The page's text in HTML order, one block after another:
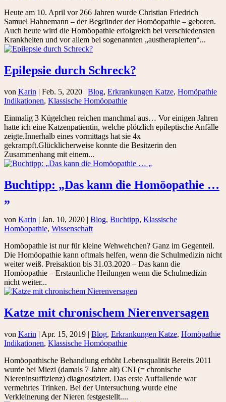
Heute am 10. April vor 266 Jahren wurde Christian Friedrich
Samuel Hahnemann – der Begründer der Homöopathie – geboren.
Auch heute wird die Homöopathie erfolgreich bei verschiedensten
Krankheiten und vor allem bei sogenannten „austherapierten“...
Epilepsie durch Schreck?
von Karin | Feb. 5, 2020 | Blog, Erkrankungen Katze, Homöpathie
Indikationen, Klassische Homöopathie
Einmalig 3 Kügelchen reichen manchmal aus… Vor einigen Jahren
hatte ich eine Katzenpatientin, welche plötzlich epileptische Anfälle
zeigte.Innerhalb eines vormittags hat sie 4x
gekrampft.Glücklicherweise konnte die Besitzerin den
Zusammenhang mit einem...
Buchtipp: „Das kann die Homöopathie …
„
von Karin | Jan. 10, 2020 | Blog, Buchtipp, Klassische
Homöopathie, Wissenschaft
Homöopathie ist nur für kleine Wehwehchen? Ganz im Gegenteil.
Die Homöopathie kann oftmals helfen, wenn die Schulmedizin nicht
weiter weiß. Preisaktion bis 31.03.2020 – Das kann die
Homöopathie – Erstaunliche Heilungen wenn die Schulmedizin
nicht weiter...
Katze mit chronischem Nierenversagen
von Karin | Apr. 15, 2019 | Blog, Erkrankungen Katze, Homöpathie
Indikationen, Klassische Homöopathie
Homöopathische Behandlung erhöht Lebensqualität Bereits 2011
wurde bei Miezi (damals 7 Jahre alt) CNI (= chronische
Niereninsuffizienz) diagnostiziert. Das erste Auffallende war
vermehrtes Trinken. Bei der Untersuchung wurde eine
Verkleinerung der Nieren festgestellt....